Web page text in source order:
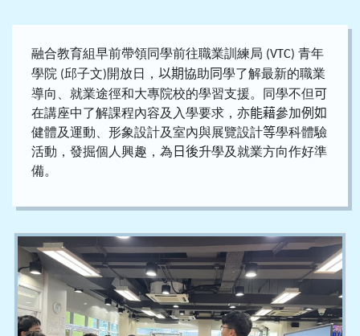
融合教育組早前帶領同學前往職業訓練局 (VTC) 青年
學院 (邱子文)開放日， 以期協助 同學了解最新的職業
導向、就業途徑和大專院校的學習支援。同學不但可
在講座中了解課程內容及入學要求，亦能藉參加例如
健體及運動、形象設計及室內與展覽設計等學科體驗
活動，發掘個人興趣，為 日後升學及就業方向作好準
備。